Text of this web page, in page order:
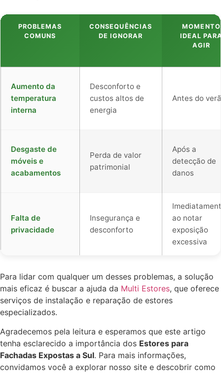
PROBLEMAS
COMUNS
CONSEQUÊNCIAS
DE IGNORAR
MOMENTO
IDEAL
AGIR
Aumento da
temperatura
interna
Desconforto e
custos altos de
energia
Antes do
Desgaste de
móveis e
acabamentos
Perda de valor
patrimonial
Após a
detecção de
danos
Falta de
privacidade
Insegurança e
desconforto
ao notar
exposição
excessiva
Para lidar com qualquer um desses problemas, a solução
mais eficaz é buscar a ajuda da Multi Estores, que oferece
serviços de instalação e reparação de estores
especializados.
Agradecemos pela leitura e esperamos que este artigo
tenha esclarecido a importância dos Estores para
Fachadas Expostas a Sul. Para mais informações,
convidamos você a explorar nosso site e descobrir como